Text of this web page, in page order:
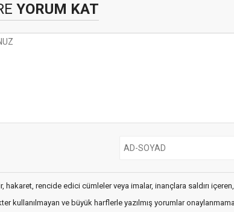
YORUM KAT
hakaret, rencide edici cümleler veya imalar, inançlara saldırı
kullanılmayan ve büyük harflerle yazılmış yorumlar